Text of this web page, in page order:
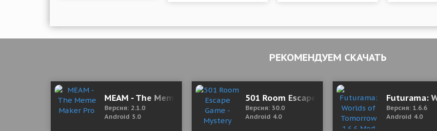
РЕКОМЕНДУЕМ СКАЧАТЬ
MEAM - The Meme Maker Pro
Версия: 2.1.0
Android 5.0
501 Room Escape Game - Mystery 30.0 Mod
Версия: 30.0
Android 4.0
Futurama:
Версия: 1.6.6
Android 4.0